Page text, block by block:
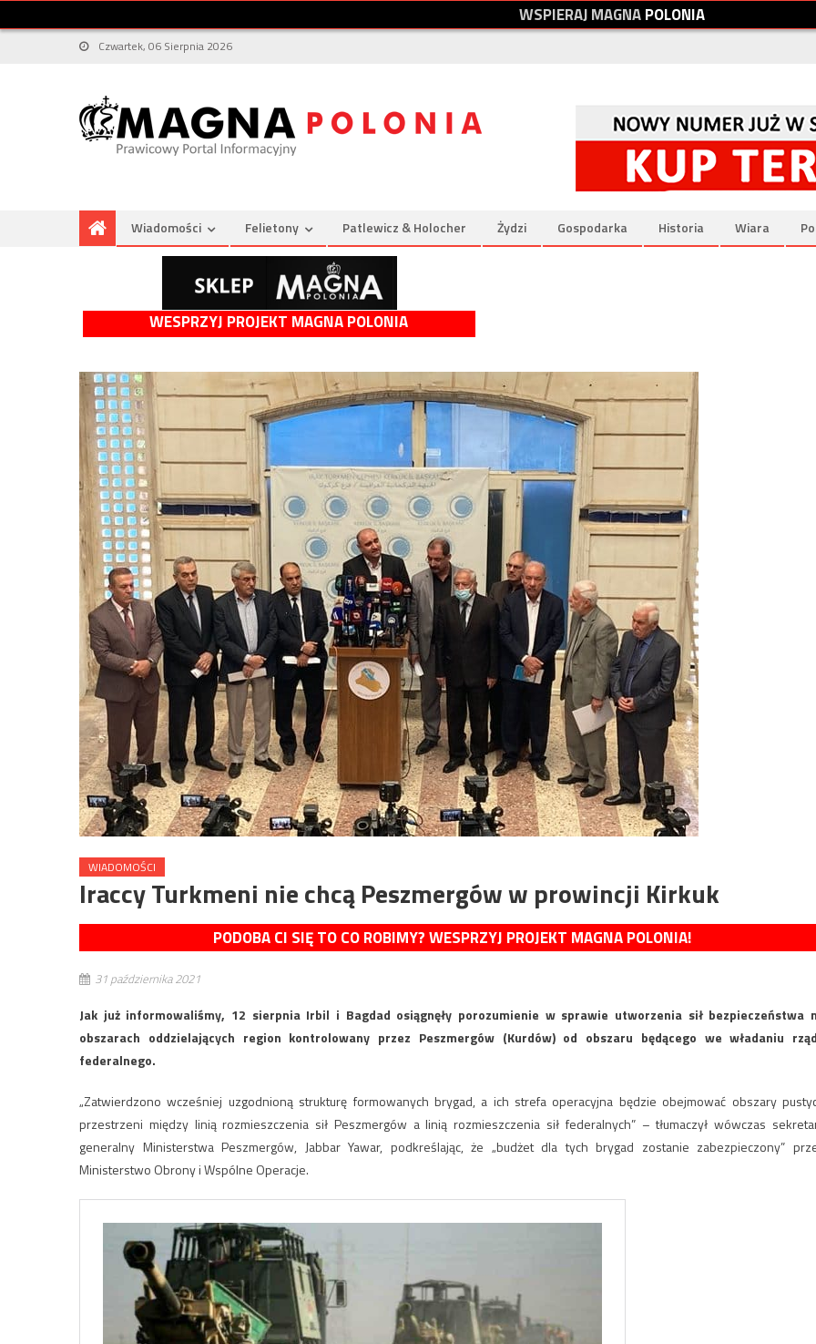
WSPIERAJMAGNAPOLONIA
Czwartek, 06 Sierpnia 2026
Wiadomości Felietony Patlewicz & Holocher Żydzi Gospodarka Historia Wiara
WESPRZYJ PROJEKT MAGNA POLONIA
WIADOMOŚCI
Iraccy Turkmeni nie chcą Peszmergów w prowincji Kirkuk
PODOBA CI SIĘ TO CO ROBIMY? WESPRZYJ PROJEKT MAGNA POLONIA!
31 października 2021
Jak już informowaliśmy, 12 sierpnia Irbil i Bagdad osiągnęły porozumienie w sprawie utworzenia sił bezpieczeństwa
obszarach oddzielających region kontrolowany przez Peszmergów (Kurdów) od obszaru będącego we władaniu
federalnego.
„Zatwierdzono wcześniej uzgodnioną strukturę formowanych brygad, a ich strefa operacyjna będzie obejmować obszary
przestrzeni między linią rozmieszczenia sił Peszmergów a linią rozmieszczenia sił federalnych” – tłumaczył wówczas
generalny Ministerstwa Peszmergów, Jabbar Yawar, podkreślając, że „budżet dla tych brygad zostanie zabezpieczony”
Ministerstwo Obrony i Wspólne Operacje.